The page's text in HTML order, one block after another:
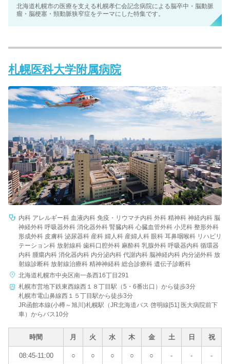
北海道札幌市の医療を支える札幌孝仁会記念病院による脳卒中・脳動脈
瘤・脳梗塞・頸動脈狭窄症をテーマにした特集です。
札幌医科大学附属病院
内科 アレルギー科 血液内科 免疫・リウマチ内科 外科 精神科 神経内科 脳
神経外科 呼吸器外科 消化器外科 腎臓内科 心臓血管外科 小児科 整形外科
形成外科 皮膚科 泌尿器科 産科 婦人科 産婦人科 眼科 耳鼻咽喉科 リハビリ
テーション科 放射線科 歯科口腔外科 麻酔科 乳腺外科 呼吸器内科 循環器
内科 腫瘍内科 消化器内科 内分泌内科 代謝内科 脳神経内科 内分泌外科 放
射線診断科 放射線治療科 精神神経科 総合診療科 遺伝子診断科
北海道札幌市中央区南一条西16丁目291
札幌市営地下鉄東西線西１８丁目駅（5・6番出口）から徒歩3分
札幌市電山鼻線西１５丁目駅から徒歩3分
JR函館本線(小樽～旭川)札幌駅（JR北海道バス 啓明線[51] 医大病院前下
車）からバス10分
時間 月 火 水 木 金 土 日 祝
08:45-11:00 ○ ○ ○ ○ ○ - - -